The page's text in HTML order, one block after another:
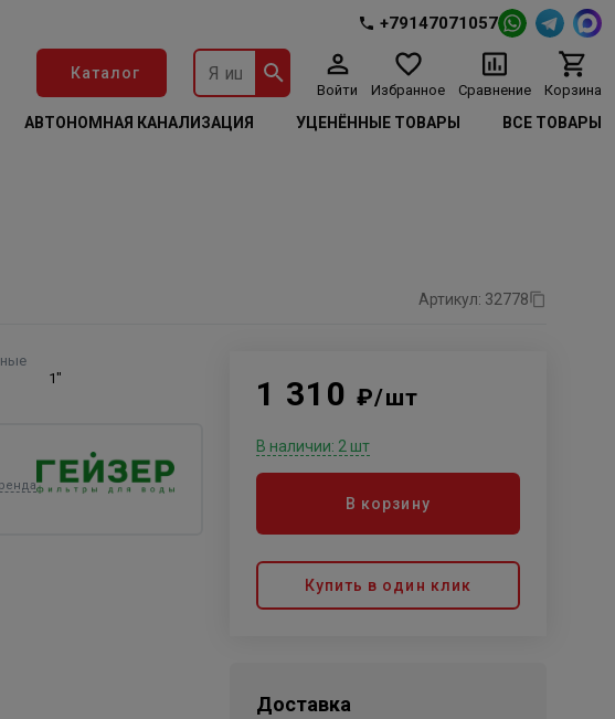
+79147071057
Каталог
Войти Избранное Сравнение Корзина
АВТОНОМНАЯ КАНАЛИЗАЦИЯ УЦЕНЁННЫЕ ТОВАРЫ ВСЕ ТОВАРЫ
Артикул: 32778
1" 1 310 ₽/шт
В наличии: 2 шт
В корзину
Купить в один клик
Доставка